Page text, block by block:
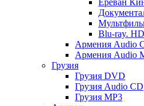
Ереван
Blu-ray.
Армения Audio
Армения Audio
Грузия
Грузия DVD
Грузия Audio CD
Грузия MP3